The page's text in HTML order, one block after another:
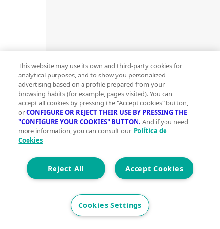
This website may use its own and third-party cookies for
analytical purposes, and to show you personalized
advertising based on a profile prepared from your
browsing habits (for example, pages visited). You can
accept all cookies by pressing the "Accept cookies" button,
orCONFIGURE OR REJECT THEIR USE BY PRESSING THE
"CONFIGURE YOUR COOKIES" BUTTON. And if you need
more information, you can consult our Política de
Cookies
Accept Cookies
Reject All
Cookies Settings